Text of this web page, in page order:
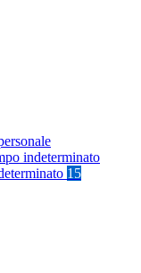
indeterminato
15